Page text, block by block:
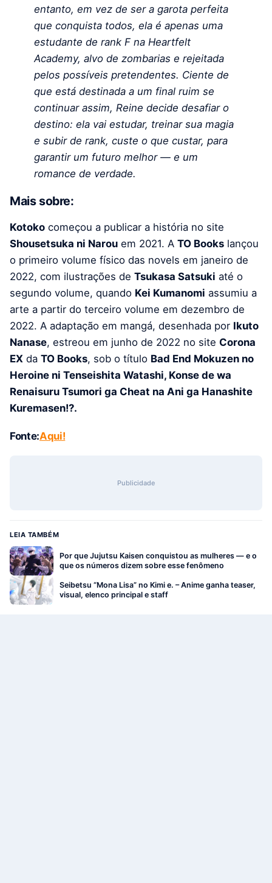
entanto, em vez de ser a garota perfeita
que conquista todos, ela é apenas uma
estudante de rank F na Heartfelt
Academy, alvo de zombarias e rejeitada
pelos possíveis pretendentes. Ciente de
que está destinada a um final ruim se
continuar assim, Reine decide desafiar o
destino: ela vai estudar, treinar sua magia
e subir de rank, custe o que custar, para
garantir um futuro melhor — e um
romance de verdade.
Mais sobre:
Kotoko começou a publicar a história no site
Shousetsuka ni Narou em 2021. A TO Books lançou
o primeiro volume físico das novels em janeiro de
2022, com ilustrações de Tsukasa Satsuki até o
segundo volume, quando Kei Kumanomi assumiu a
arte a partir do terceiro volume em dezembro de
2022. A adaptação em mangá, desenhada por Ikuto
Nanase, estreou em junho de 2022 no site Corona
EX da TO Books, sob o título Bad End Mokuzen no
Heroine ni Tenseishita Watashi, Konse de wa
Renaisuru Tsumori ga Cheat na Ani ga Hanashite
Kuremasen!?.
Fonte:Aqui!
Publicidade
LEIA TAMBÉM
Por que Jujutsu Kaisen conquistou as mulheres — e o
que os números dizem sobre esse fenômeno
Seibetsu “Mona Lisa” no Kimi e. – Anime ganha teaser,
visual, elenco principal e staff